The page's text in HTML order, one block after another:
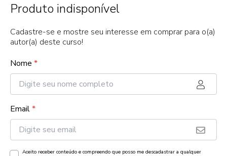
Produto indisponível
Cadastre-se e mostre seu interesse em comprar para o(a)
autor(a) deste curso!
Nome *
Email*
Aceito receber conteúdo e compreendo que posso me descadastrar a qualquer